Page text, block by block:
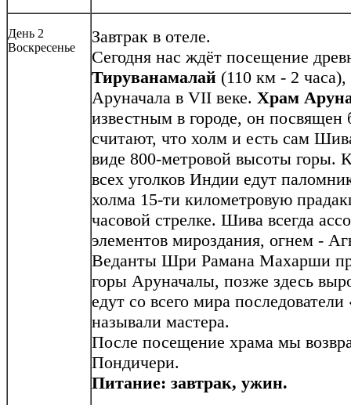
День 2
Воскресенье
Завтрак в отеле.
Сегодня нас ждёт посещение
Тируванамалай (110 км - 2
Аруначала в VII веке. Храм
известным в городе, он
считают, что холм и есть сам
виде 800-метровой высоты горы.
всех уголков Индии едут
холма 15-ти километровую
часовой стрелке. Шива всегда
элементов мироздания, огнем -
Веданты Шри Рамана Махарши
горы Аруначалы, позже здесь
едут со всего мира
называли мастера.
После посещение храма мы
Пондичери.
Питание: завтрак, ужин.